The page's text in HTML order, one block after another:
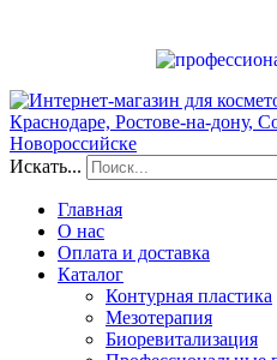
Искать...
Главная
О нас
Оплата и доставка
Каталог
Контурная пластика
Мезотерапия
Биоревитализация